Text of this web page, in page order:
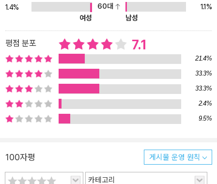
1.4%
60대
1.1%
여성
남성
평점 분포 7.1
21.4%
33.3%
33.3%
2.4%
9.5%
100자평 게시물 운영 원칙
카테고리